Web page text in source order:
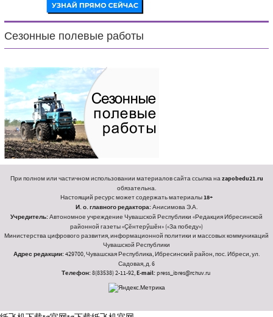
Сезонные полевые работы
При полном или частичном использовании материалов сайта ссылка наzapobedu21.ru
обязательна.
Настоящий ресурс может содержать материалы18+
И. о. главного редактора:Анисимова Э.А.
Учредитель:Автономное учреждение Чувашской Республики «Редакция Ибресинской
районной газеты «Ҫӗнтерӳшӗн» («За победу»)
Министерства цифрового развития, информационной политики и массовых коммуникаций
Чувашской Республики
Адрес редакции:429700, Чувашская Республика, Ибресинский район, пос. Ибреси, ул.
Садовая, д. 6
Телефон:8(83538) 2-11-92,E-mail:press_ibres@rchuv.ru